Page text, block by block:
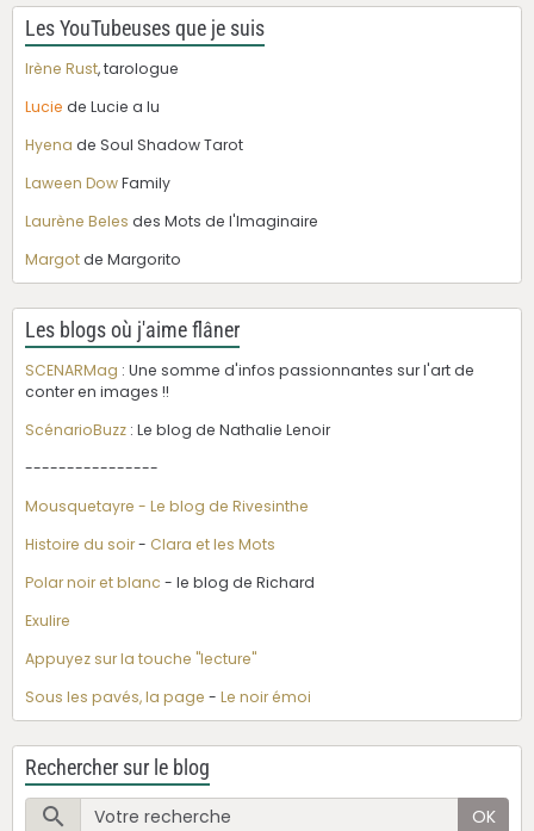
Les YouTubeuses que je suis
Irène Rust, tarologue
Lucie de Lucie a lu
Hyena de Soul Shadow Tarot
Laween DowFamily
Laurène Beles des Mots de l'Imaginaire
Margotde Margorito
Les blogs où j'aime flâner
SCENARMag : Une somme d'infos passionnantes sur l'art de
conter en images !!
ScénarioBuzz : Le blog de Nathalie Lenoir
----------------
Mousquetayre - Le blog de Rivesinthe
Histoire du soir- Clara et les Mots
Polar noir et blanc - le blog de Richard
Exulire
Appuyez sur la touche "lecture"
Sous les pavés, la page - Le noir émoi
Rechercher sur le blog
OK